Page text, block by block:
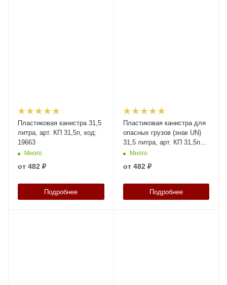
Пластиковая канистра 31,5
литра, арт. КП 31,5п, код:
19663
Много
от 482 ₽
Подробнее
Пластиковая канистра для
опасных грузов (знак UN)
31,5 литра, арт. КП 31,5п
UN, код: 20816
Много
от 482 ₽
Подробнее